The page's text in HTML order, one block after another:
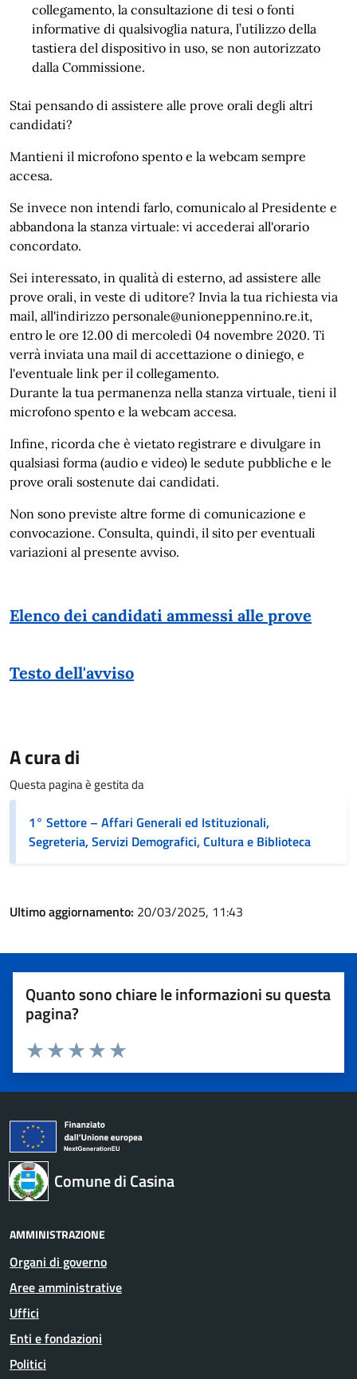
collegamento, la consultazione di tesi o fonti
informative di qualsivoglia natura, l’utilizzo della
tastiera del dispositivo in uso, se non autorizzato
dalla Commissione.
Stai pensando di assistere alle prove orali degli altri
candidati?
Mantieni il microfono spento e la webcam sempre
accesa.
Se invece non intendi farlo, comunicalo al Presidente e
abbandona la stanza virtuale: vi accederai all'orario
concordato.
Sei interessato, in qualità di esterno, ad assistere alle
prove orali, in veste di uditore? Invia la tua richiesta via
mail, all'indirizzo personale@unioneppennino.re.it,
entro le ore 12.00 di mercoledì 04 novembre 2020. Ti
verrà inviata una mail di accettazione o diniego, e
l'eventuale link per il collegamento.
Durante la tua permanenza nella stanza virtuale, tieni il
microfono spento e la webcam accesa.
Infine, ricorda che è vietato registrare e divulgare in
qualsiasi forma (audio e video) le sedute pubbliche e le
prove orali sostenute dai candidati.
Non sono previste altre forme di comunicazione e
convocazione. Consulta, quindi, il sito per eventuali
variazioni al presente avviso.
Elenco dei candidati ammessi alle prove
Testo dell'avviso
A cura di
Questa pagina è gestita da
1° Settore – Affari Generali ed Istituzionali,
Segreteria, Servizi Demografici, Cultura e Biblioteca
Ultimo aggiornamento: 20/03/2025, 11:43
Quanto sono chiare le informazioni su questa
pagina?
Valuta 5 stelle su 5
Valuta 4 stelle su 5
Valuta 3 stelle su 5
Valuta 2 stelle su 5
Valuta 1 stelle su 5
Comune di Casina
AMMINISTRAZIONE
Organi di governo
Aree amministrative
Uffici
Enti e fondazioni
Politici